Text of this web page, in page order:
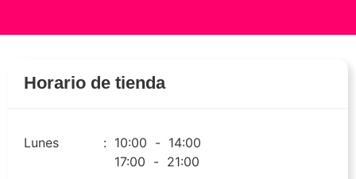
Horario de tienda
Lunes : 10:00 - 14:00
17:00 - 21:00